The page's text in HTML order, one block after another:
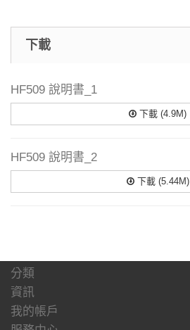
下載
HF509 說明書_1
下載 (4.9M)
HF509 說明書_2
下載 (5.44M)
分類
資訊
我的帳戶